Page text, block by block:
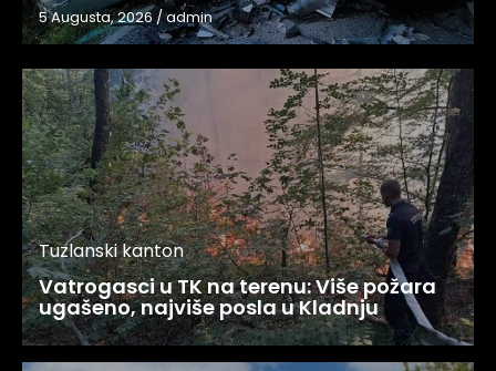
5 Augusta, 2026/admin
Tuzlanski kanton
Vatrogasci u TK na terenu: Više požara
ugašeno, najviše posla u Kladnju